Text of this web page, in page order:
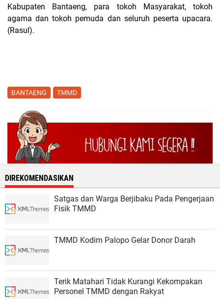
Kabupaten Bantaeng, para tokoh Masyarakat, tokoh
agama dan tokoh pemuda dan seluruh peserta upacara.
(Rasul).
BANTAENG TMMD
DIREKOMENDASIKAN
Satgas dan Warga Berjibaku Pada Pengerjaan
Fisik TMMD
TMMD Kodim Palopo Gelar Donor Darah
Terik Matahari Tidak Kurangi Kekompakan
Personel TMMD dengan Rakyat